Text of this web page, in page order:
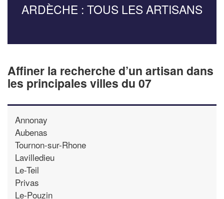
ARDÈCHE : TOUS LES ARTISANS
Affiner la recherche d’un artisan dans
les principales villes du 07
Annonay
Aubenas
Tournon-sur-Rhone
Lavilledieu
Le-Teil
Privas
Le-Pouzin